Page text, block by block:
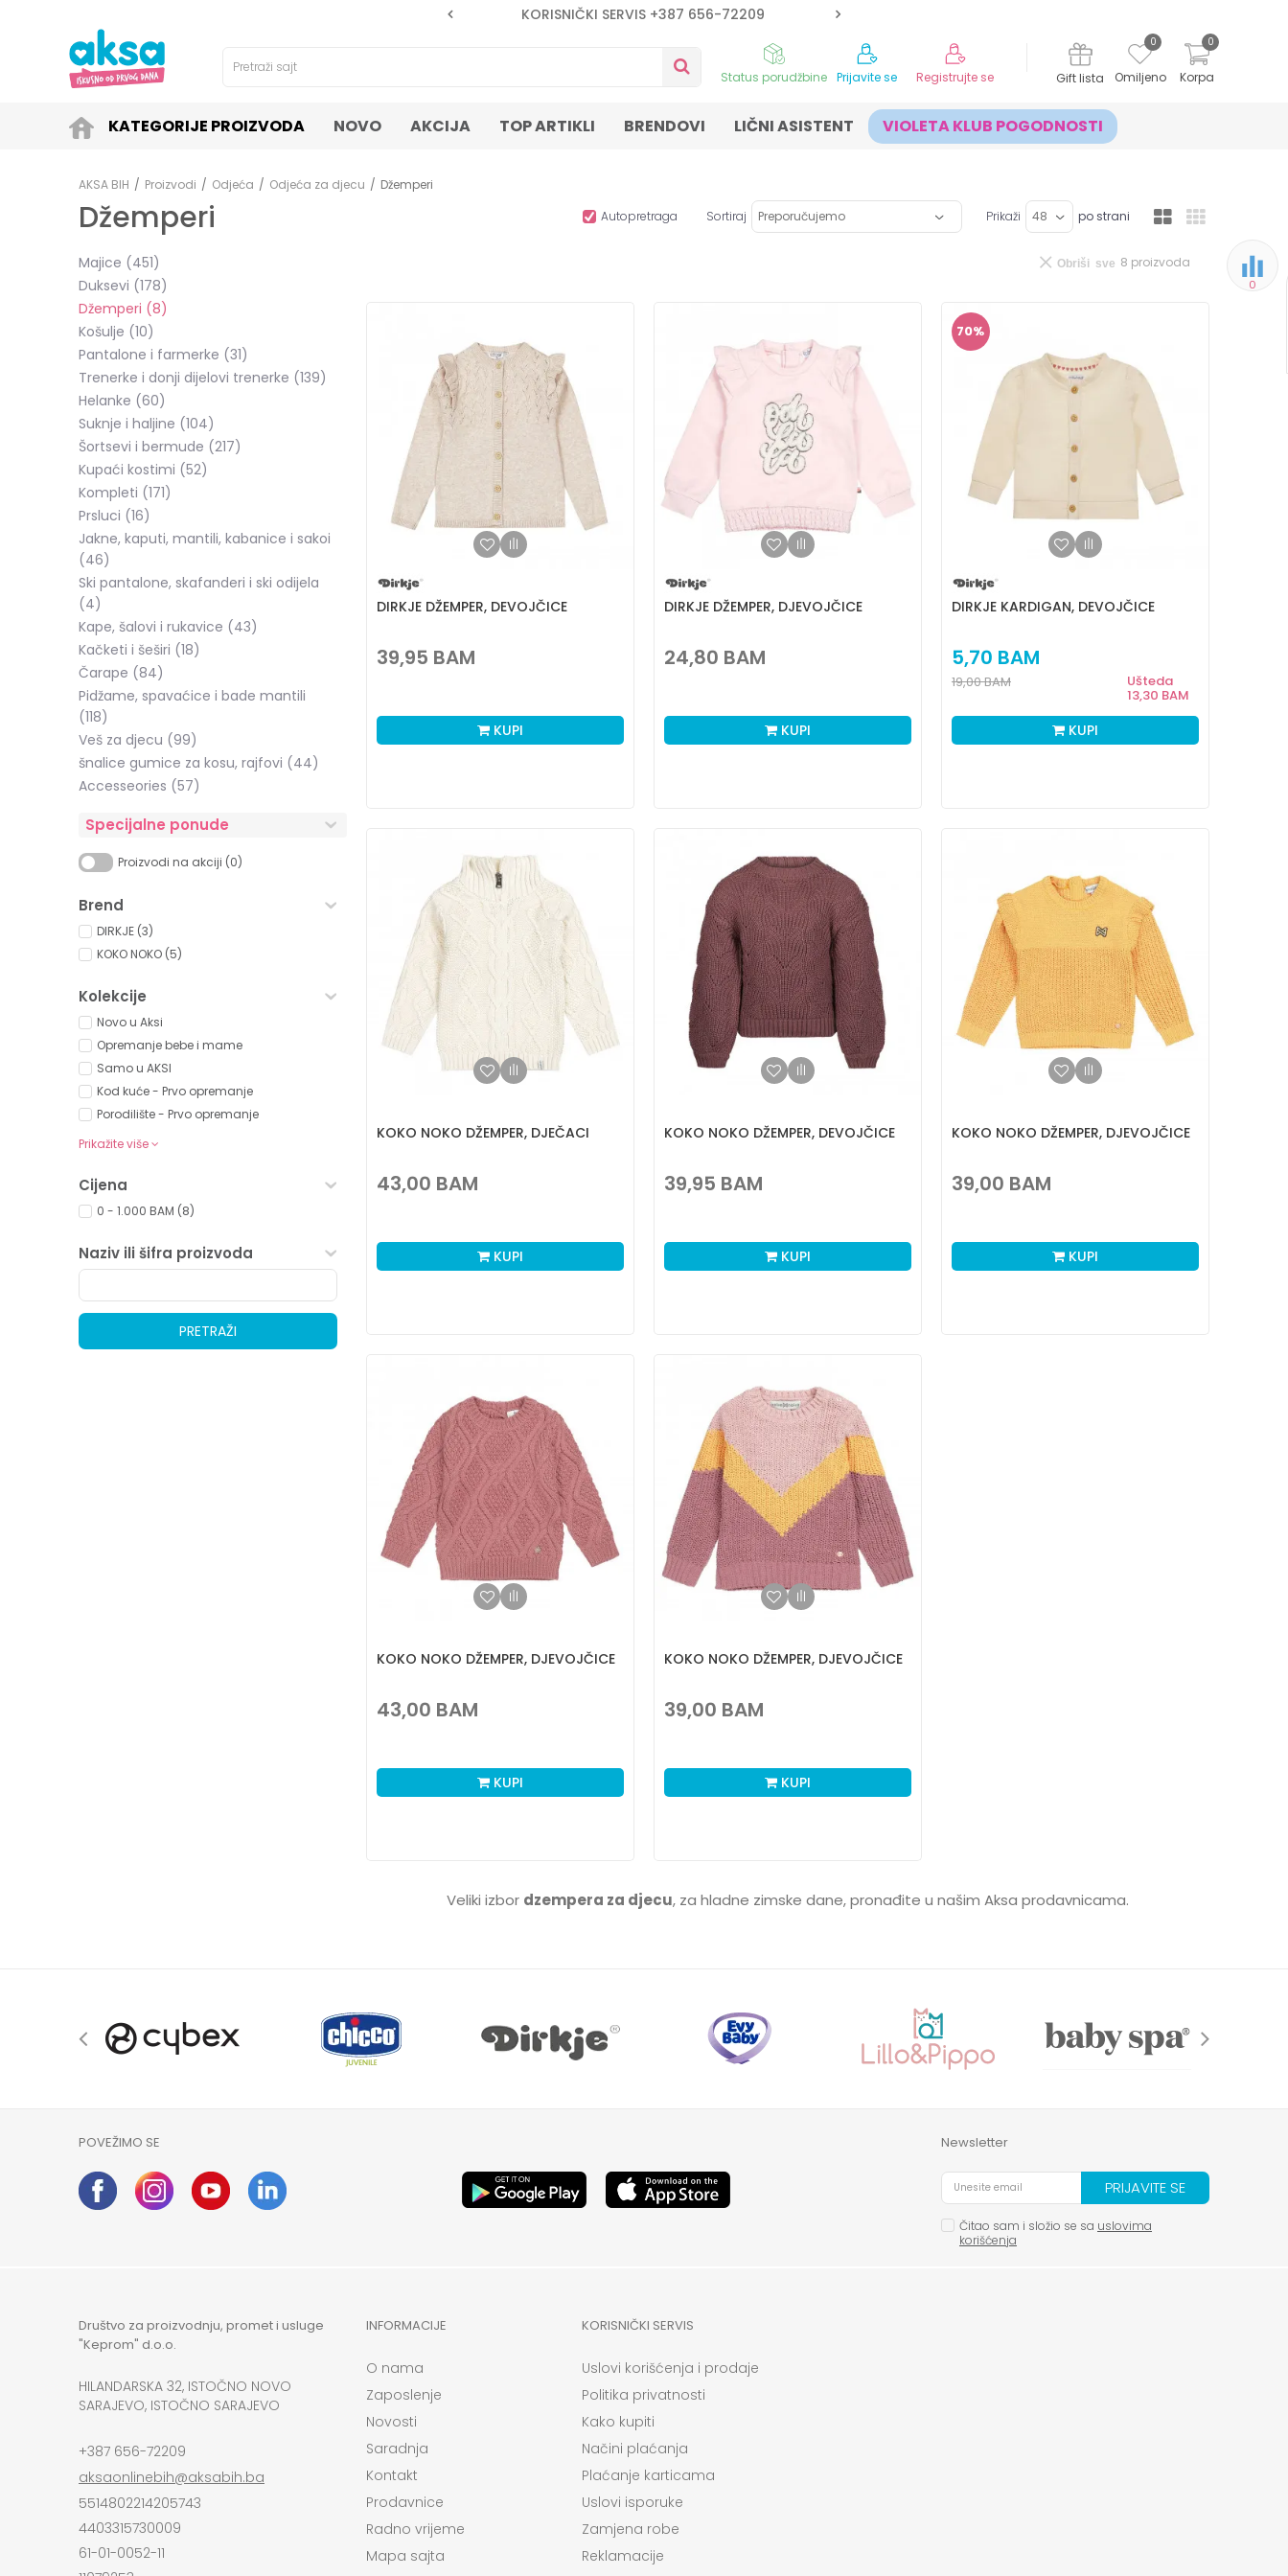
KORISNIČKI SERVIS +387 656-72209
Pretraži sajt
Korpa
0
Omiljeno
0
Gift lista
Prijavite se Registrujte se
Status porudžbine
KATEGORIJE PROIZVODA NOVO AKCIJA TOP ARTIKLI BRENDOVI LIČNI ASISTENT VIOLETA KLUB POGODNOSTI
0
AKSA BIH Proizvodi Odjeća Odjeća za djecu Džemperi
Džemperi Autopretraga Sortiraj Prikaži po strani
Majice (451)
Duksevi (178)
Džemperi (8)
Košulje (10)
Pantalone i farmerke (31)
Trenerke i donji dijelovi trenerke (139)
Helanke (60)
Suknje i haljine (104)
Šortsevi i bermude (217)
Kupaći kostimi (52)
Kompleti (171)
Prsluci (16)
Jakne, kaputi, mantili, kabanice i sakoi
(46)
Ski pantalone, skafanderi i ski odijela
(4)
Kape, šalovi i rukavice (43)
Kačketi i šeširi (18)
Čarape (84)
Pidžame, spavaćice i bade mantili
(118)
Veš za djecu (99)
šnalice gumice za kosu, rajfovi (44)
Accesseories (57)
Specijalne ponude
Proizvodi na akciji (0)
Brend
DIRKJE (3)
KOKO NOKO (5)
Kolekcije
Novo u Aksi
Opremanje bebe i mame
Samo u AKSI
Kod kuće - Prvo opremanje
Porodilište - Prvo opremanje
Prikažite više
Cijena
0 - 1.000 BAM (8)
Naziv ili šifra proizvoda
PRETRAŽI
8 proizvoda
Obriši sve
DIRKJE DŽEMPER, DEVOJČICE
39,95 BAM
KUPI
DIRKJE DŽEMPER, DJEVOJČICE
24,80 BAM
KUPI
70%
DIRKJE KARDIGAN, DEVOJČICE
5,70 BAM
Ušteda
13,30 BAM
19,00BAM
KUPI
KOKO NOKO DŽEMPER, DJEČACI
43,00 BAM
KUPI
KOKO NOKO DŽEMPER, DEVOJČICE
39,95 BAM
KUPI
KOKO NOKO DŽEMPER, DJEVOJČICE
39,00 BAM
KUPI
KOKO NOKO DŽEMPER, DJEVOJČICE
43,00 BAM
KUPI
KOKO NOKO DŽEMPER, DJEVOJČICE
39,00 BAM
KUPI
Veliki izbor dzempera za djecu, za hladne zimske dane, pronađite u našim Aksa prodavnicama.
POVEŽIMO SE Newsletter
PRIJAVITE SE
Čitao sam i složio se sa uslovima
korišćenja
Društvo za proizvodnju, promet i usluge
"Keprom" d.o.o.
HILANDARSKA 32, ISTOČNO NOVO
SARAJEVO, ISTOČNO SARAJEVO
+387 656-72209
aksaonlinebih@aksabih.ba
5514802214205743
4403315730009
61-01-0052-11
INFORMACIJE
O nama
Zaposlenje
Novosti
Saradnja
Kontakt
Prodavnice
Radno vrijeme
Mapa sajta
KORISNIČKI SERVIS
Uslovi korišćenja i prodaje
Politika privatnosti
Kako kupiti
Načini plaćanja
Plaćanje karticama
Uslovi isporuke
Zamjena robe
Reklamacije